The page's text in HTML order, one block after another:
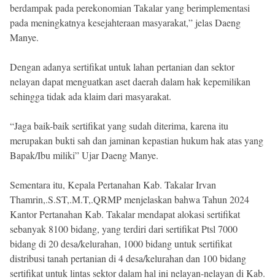
berdampak pada perekonomian Takalar yang berimplementasi
pada meningkatnya kesejahteraan masyarakat,” jelas Daeng
Manye.
Dengan adanya sertifikat untuk lahan pertanian dan sektor
nelayan dapat menguatkan aset daerah dalam hak kepemilikan
sehingga tidak ada klaim dari masyarakat.
“Jaga baik-baik sertifikat yang sudah diterima, karena itu
merupakan bukti sah dan jaminan kepastian hukum hak atas yang
Bapak/Ibu miliki” Ujar Daeng Manye.
Sementara itu, Kepala Pertanahan Kab. Takalar Irvan
Thamrin,.S.ST,.M.T,.QRMP menjelaskan bahwa Tahun 2024
Kantor Pertanahan Kab. Takalar mendapat alokasi sertifikat
sebanyak 8100 bidang, yang terdiri dari sertifikat Ptsl 7000
bidang di 20 desa/kelurahan, 1000 bidang untuk sertifikat
distribusi tanah pertanian di 4 desa/kelurahan dan 100 bidang
sertifikat untuk lintas sektor dalam hal ini nelayan-nelayan di Kab.